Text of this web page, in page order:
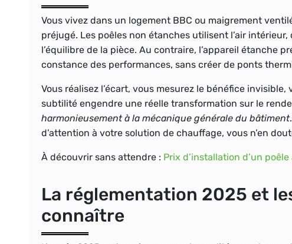
Vous vivez dans un logement BBC ou maigrement
préjugé. Les poêles non étanches utilisent l’air
l’équilibre de la pièce. Au contraire, l’appareil étanche
constance des performances, sans créer de ponts
Vous réalisez l’écart, vous mesurez le bénéfice
subtilité engendre une réelle transformation sur le
harmonieusement à la mécanique générale du bâtiment
d’attention à votre solution de chauffage, vous n’en
À découvrir sans attendre : Prix d’installation d’un
La réglementation 2025 et
connaître